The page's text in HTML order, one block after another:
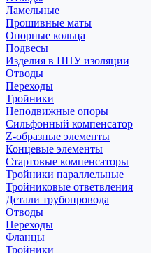
Ламельные
Прошивные маты
Опорные кольца
Подвесы
Изделия в ППУ изоляции
Отводы
Переходы
Тройники
Неподвижные опоры
Cильфонный компенсатор
Z-образные элементы
Концевые элементы
Стартовые компенсаторы
Тройники параллельные
Тройниковые ответвления
Детали трубопровода
Отводы
Переходы
Фланцы
Тройники